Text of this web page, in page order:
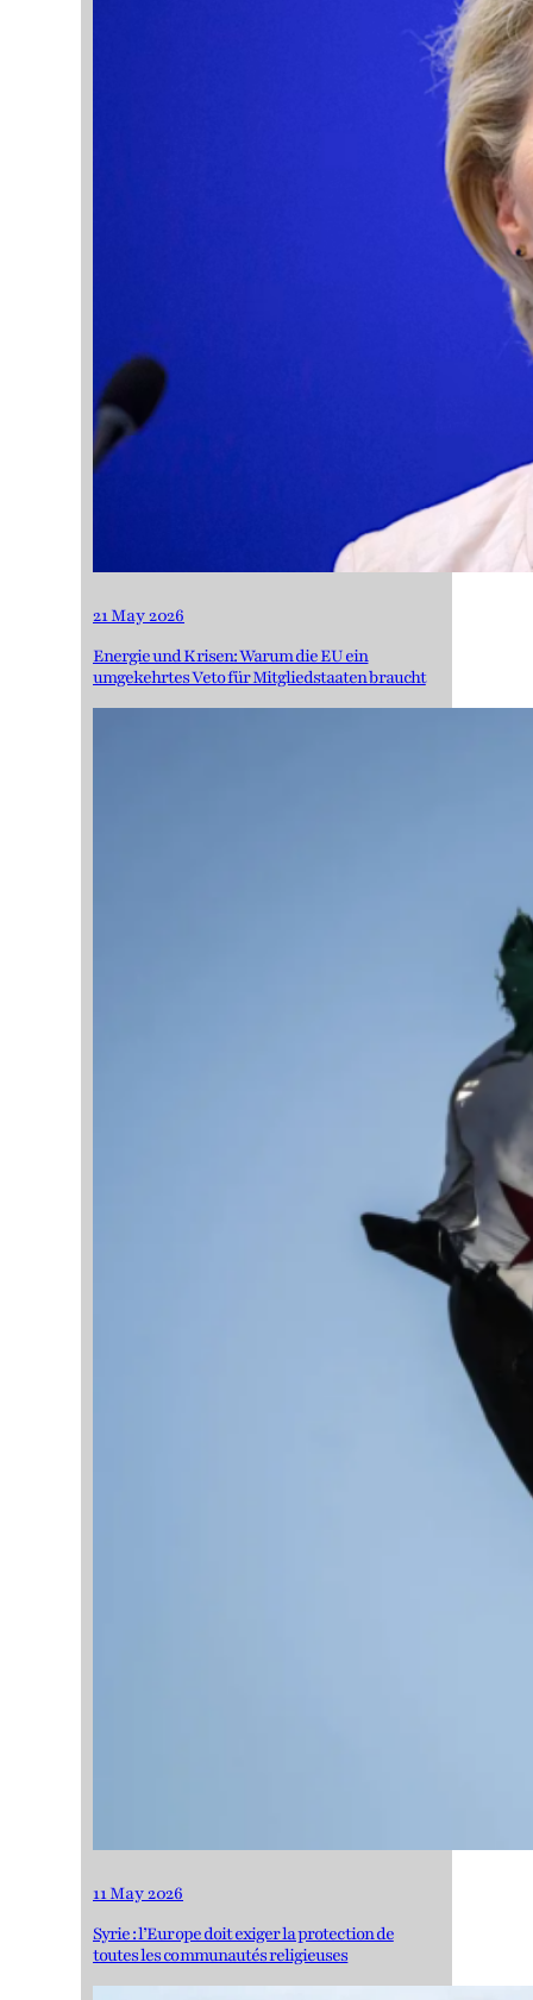
21 May 2026
Energie und Krisen: Warum die EU ein
umgekehrtes Veto für Mitgliedstaaten braucht
11 May 2026
Syrie : l’Europe doit exiger la protection de
toutes les communautés religieuses